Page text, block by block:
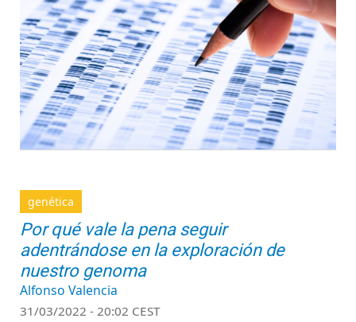
genética
Por qué vale la pena seguir
adentrándose en la exploración de
nuestro genoma
Alfonso Valencia
31/03/2022 - 20:02 CEST